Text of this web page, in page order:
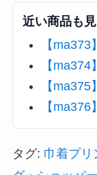
近い商品も
【
【
【
【
タグ: 巾着プリ